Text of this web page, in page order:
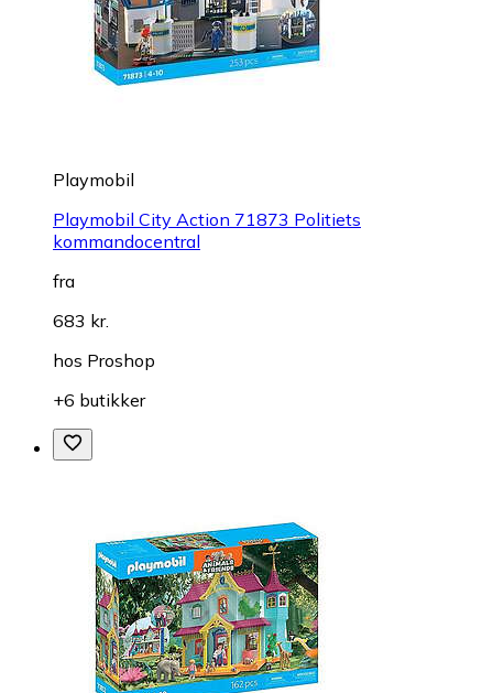
Playmobil
Playmobil City Action 71873 Politiets
kommandocentral
fra
683 kr.
hos Proshop
+6 butikker